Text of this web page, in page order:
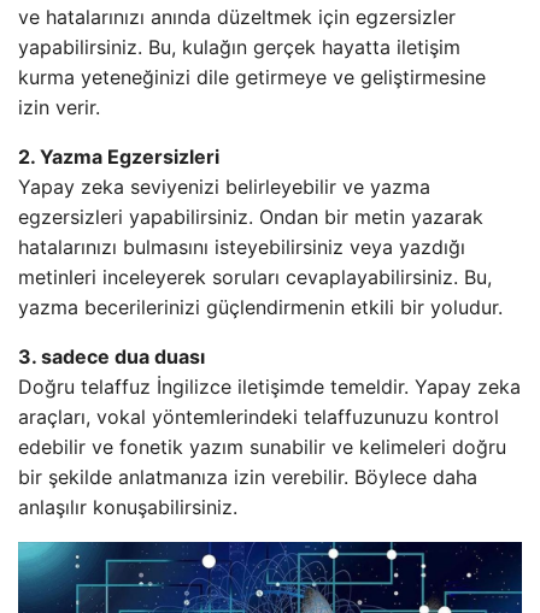
ve hatalarınızı anında düzeltmek için egzersizler
yapabilirsiniz. Bu, kulağın gerçek hayatta iletişim
kurma yeteneğinizi dile getirmeye ve geliştirmesine
izin verir.
2. Yazma Egzersizleri
Yapay zeka seviyenizi belirleyebilir ve yazma
egzersizleri yapabilirsiniz. Ondan bir metin yazarak
hatalarınızı bulmasını isteyebilirsiniz veya yazdığı
metinleri inceleyerek soruları cevaplayabilirsiniz. Bu,
yazma becerilerinizi güçlendirmenin etkili bir yoludur.
3. sadece dua duası
Doğru telaffuz İngilizce iletişimde temeldir. Yapay zeka
araçları, vokal yöntemlerindeki telaffuzunuzu kontrol
edebilir ve fonetik yazım sunabilir ve kelimeleri doğru
bir şekilde anlatmanıza izin verebilir. Böylece daha
anlaşılır konuşabilirsiniz.